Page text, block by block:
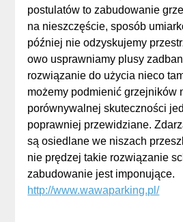
postulatów to zabudowanie
na nieszczęście, sposób
później nie odzyskujemy
owo usprawniamy plusy
rozwiązanie do użycia nieco
możemy podmienić grzejników
porównywalnej skuteczności
poprawniej przewidziane.
są osiedlane we niszach
nie prędzej takie rozwiązanie
zabudowanie jest imponujące.
http://www.wawaparking.pl/